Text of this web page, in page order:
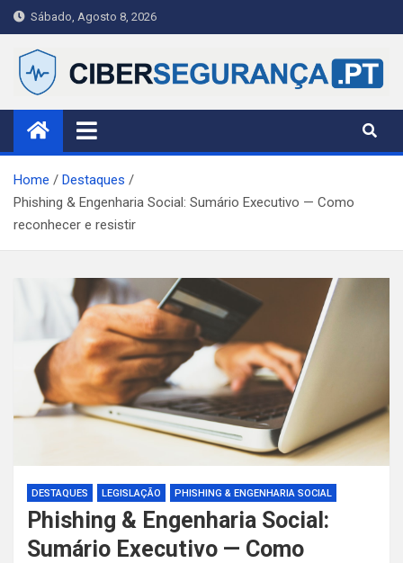
Skip
to
content
Sábado, Agosto 8, 2026
Ciberseguranca.PT
Publicação portuguesa de referência em cibersegurança —
notícias, alertas e guias práticos para cidadãos, PME e
profissionais.
Home
Destaques
Phishing & Engenharia Social: Sumário Executivo — Como
reconhecer e resistir
DESTAQUES LEGISLAÇÃO PHISHING & ENGENHARIA SOCIAL
Phishing & Engenharia Social:
Sumário Executivo — Como